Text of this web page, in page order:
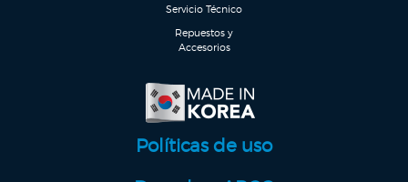
Servicio Técnico
Repuestos y
Accesorios
Políticas de uso